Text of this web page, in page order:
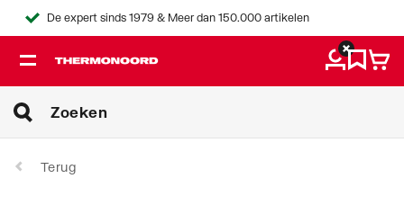
De expert sinds 1979 & Meer dan 150.000 artikelen
Terug